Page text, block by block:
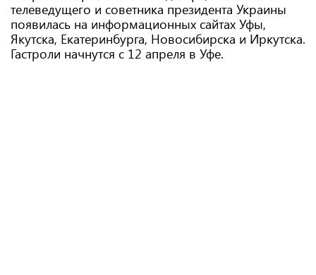
телеведущего и советника президента Украины
появилась на информационных сайтах Уфы,
Якутска, Екатеринбурга, Новосибирска и Иркутска.
Гастроли начнутся с 12 апреля в Уфе.